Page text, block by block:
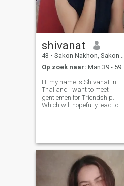
shivanat
43 • Sakon Nakhon, Sakon Nakhon, Thailand
Op zoek naar: Man 39 - 59
Hi my name is Shivanat in
Thalland I want to meet
gentlemen for Triendship.
Which will hopefully lead to a
to know meand developing a
ra ation